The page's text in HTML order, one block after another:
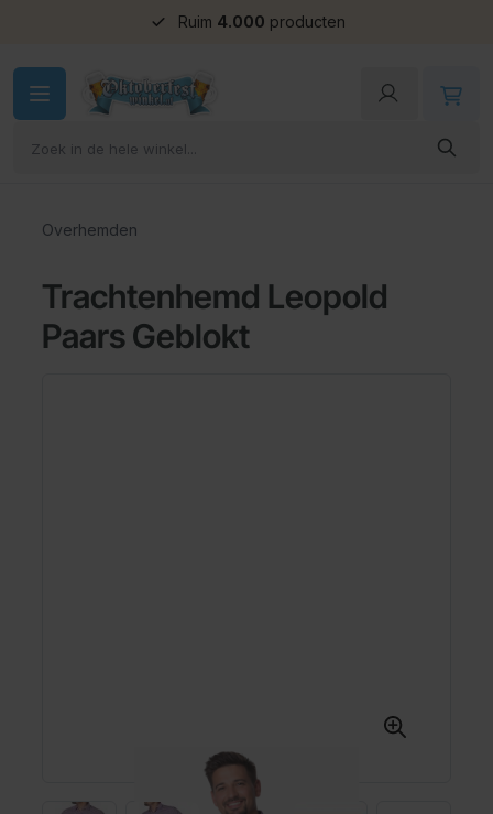
Groepskorting
Overhemden
Trachtenhemd Leopold
Paars Geblokt